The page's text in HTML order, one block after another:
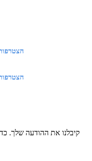
קיבלנו את ההודעה שלך.